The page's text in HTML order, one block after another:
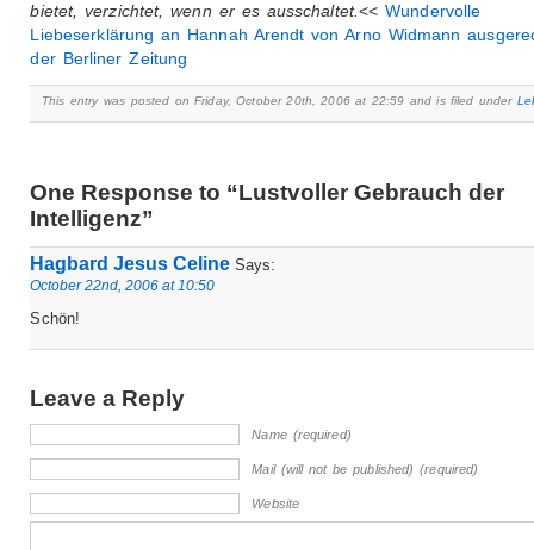
bietet, verzichtet, wenn er es ausschaltet.<<Wundervolle
Liebeserklärung an Hannah Arendt von Arno Widmann
der Berliner Zeitung
This entry was posted on Friday, October 20th, 2006 at 22:59 and is filed under
One Response to “Lustvoller Gebrauch der
Intelligenz”
Hagbard Jesus Celine Says:
October 22nd, 2006 at 10:50
Schön!
Leave a Reply
Name (required)
Mail (will not be published) (required)
Website